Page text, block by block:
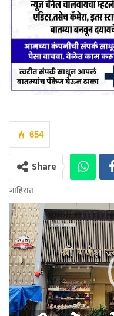
654
Share
जाहिरात